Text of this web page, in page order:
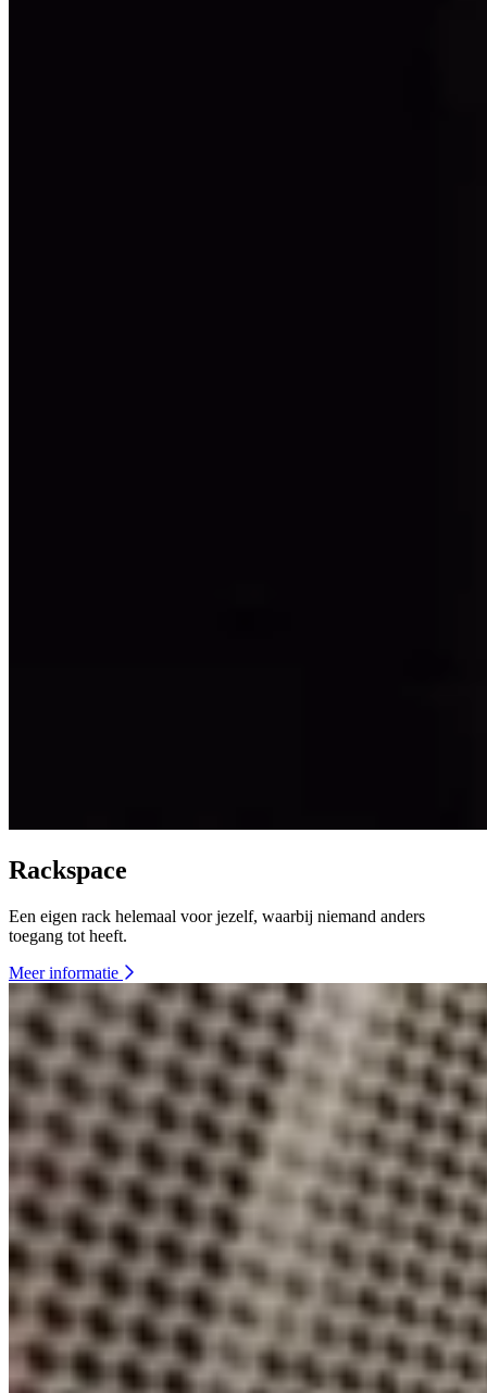
Rackspace
Een eigen rack helemaal voor jezelf, waarbij niemand anders
toegang tot heeft.
Meer informatie